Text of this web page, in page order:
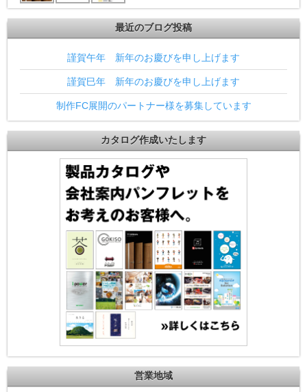
最近のブログ投稿
謹賀午年 新年のお慶びを申し上げます
謹賀巳年 新年のお慶びを申し上げます
制作FC展開のパートナー様を募集しています
カタログ作成いたします
営業地域